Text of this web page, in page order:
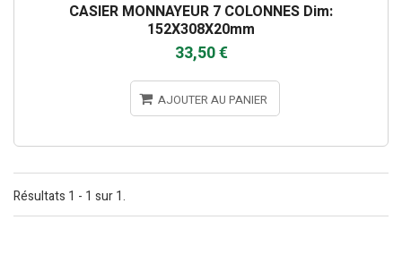
CASIER MONNAYEUR 7 COLONNES Dim:
152X308X20mm
33,50 €
AJOUTER AU PANIER
Résultats 1 - 1 sur 1.